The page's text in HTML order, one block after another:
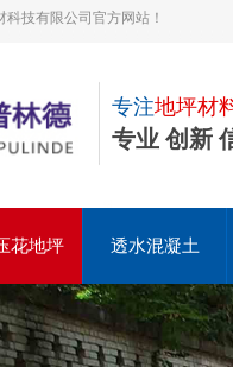
技有限公司官方网站！
专注地坪材
专业 创新
花地坪 透水混凝土